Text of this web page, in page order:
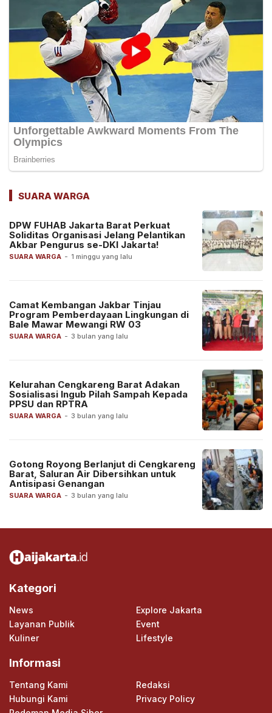
SUARA WARGA
SUARA WARGA - 1 minggu yang lalu
DPW FUHAB Jakarta Barat Perkuat
Soliditas Organisasi Jelang Pelantikan
Akbar Pengurus se-DKI Jakarta!
SUARA WARGA - 3 bulan yang lalu
Camat Kembangan Jakbar Tinjau
Program Pemberdayaan Lingkungan di
Bale Mawar Mewangi RW 03
SUARA WARGA - 3 bulan yang lalu
Kelurahan Cengkareng Barat Adakan
Sosialisasi Ingub Pilah Sampah Kepada
PPSU dan RPTRA
SUARA WARGA - 3 bulan yang lalu
Gotong Royong Berlanjut di Cengkareng
Barat, Saluran Air Dibersihkan untuk
Antisipasi Genangan
Kategori
News
Explore Jakarta
Layanan Publik
Event
Kuliner
Lifestyle
Informasi
Tentang Kami
Redaksi
Hubungi Kami
Privacy Policy